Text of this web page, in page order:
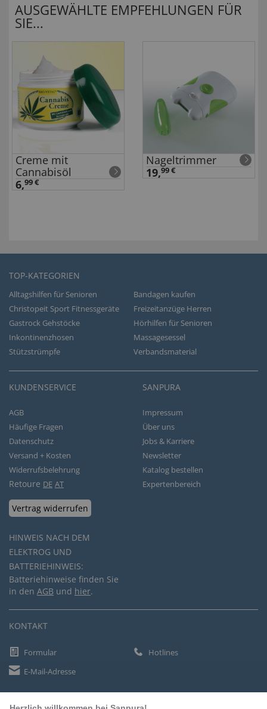
AUSGEWÄHLTE EMPFEHLUNGEN FÜR
SIE...
Creme mit
Cannabisöl
6,99 €
Nageltrimmer
19,99 €
TOP-KATEGORIEN
Alltagshilfen für Senioren
Bandagen kaufen
Christopeit Sport Fitnessgeräte
Freizeitanzüge Herren
Gastrock Gehstöcke
Hörhilfen für Senioren
Inkontinenzhosen
Massagesessel
Stützstrümpfe
Verbandsmaterial
KUNDENSERVICE
AGB
Häufige Fragen
Datenschutz
Versand + Kosten
Widerrufsbelehrung
Retoure DE AT
Vertrag widerrufen
HINWEIS NACH DEM
ELEKTROG UND
BATTERIEHINWEIS:
Batteriehinweise finden Sie
in den AGB und hier.
SANPURA
Impressum
Über uns
Jobs & Karriere
Newsletter
Katalog bestellen
Expertenbereich
KONTAKT
Formular
Hotlines
E-Mail-Adresse